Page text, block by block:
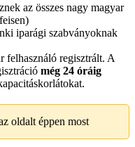
az összes nagy magyar
iparági szabványoknak
felhasználó regisztrált. A
még 24 óráig
oldalt éppen most